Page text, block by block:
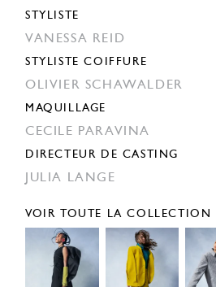
STYLISTE
VANESSA REID
STYLISTE COIFFURE
OLIVIER SCHAWALDER
MAQUILLAGE
CECILE PARAVINA
DIRECTEUR DE CASTING
JULIA LANGE
VOIR TOUTE LA COLLECTION